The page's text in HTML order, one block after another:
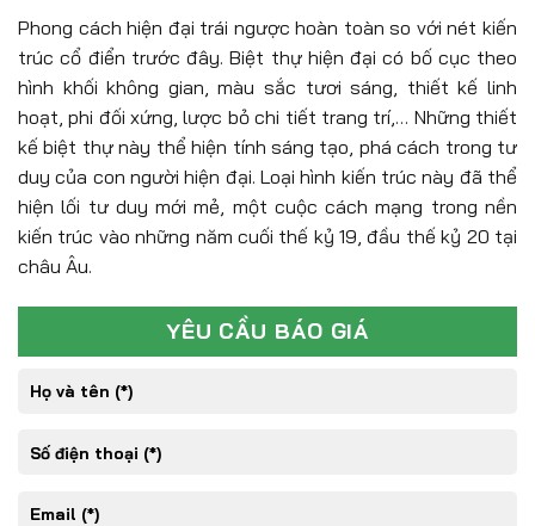
Phong cách hiện đại trái ngược hoàn toàn so với nét kiến
trúc cổ điển trước đây. Biệt thự hiện đại có bố cục theo
hình khối không gian, màu sắc tươi sáng, thiết kế linh
hoạt, phi đối xứng, lược bỏ chi tiết trang trí,… Những thiết
kế biệt thự này thể hiện tính sáng tạo, phá cách trong tư
duy của con người hiện đại. Loại hình kiến trúc này đã thể
hiện lối tư duy mới mẻ, một cuộc cách mạng trong nền
kiến trúc vào những năm cuối thế kỷ 19, đầu thế kỷ 20 tại
châu Âu.
YÊU CẦU BÁO GIÁ